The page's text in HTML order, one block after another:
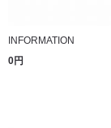
INFORMATION
0円